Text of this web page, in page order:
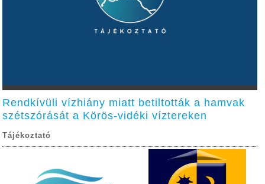
Rendkívüli vízhiány miatt betiltották a hamvak
szétszórását a Körös-vidéki víztereken
Tájékoztató